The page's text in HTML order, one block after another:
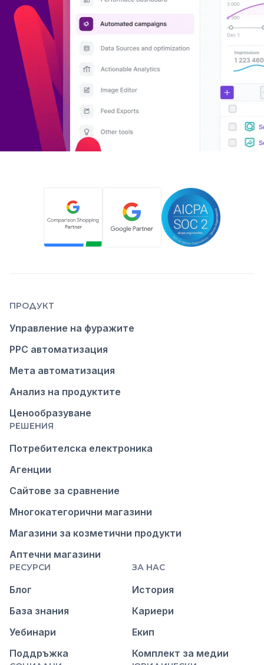
ПРОДУКТ
Управление на фуражите
PPC автоматизация
Мета автоматизация
Анализ на продуктите
Ценообразуване
РЕШЕНИЯ
Потребителска електроника
Агенции
Сайтове за сравнение
Многокатегорични магазини
Магазини за козметични продукти
Аптечни магазини
РЕСУРСИ
Блог
База знания
Уебинари
Поддръжка
ЗА НАС
История
Кариери
Екип
Комплект за медии